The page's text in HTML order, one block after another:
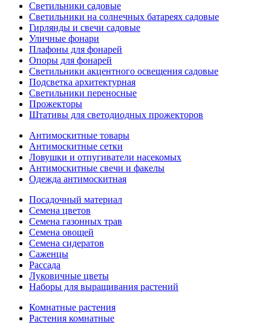
Светильники садовые
Светильники на солнечных батареях садовые
Гирлянды и свечи садовые
Уличные фонари
Плафоны для фонарей
Опоры для фонарей
Светильники акцентного освещения садовые
Подсветка архитектурная
Светильники переносные
Прожекторы
Штативы для светодиодных прожекторов
Антимоскитные товары
Антимоскитные сетки
Ловушки и отпугиватели насекомых
Антимоскитные свечи и факелы
Одежда антимоскитная
Посадочный материал
Семена цветов
Семена газонных трав
Семена овощей
Семена сидератов
Саженцы
Рассада
Луковичные цветы
Наборы для выращивания растений
Комнатные растения
Растения комнатные